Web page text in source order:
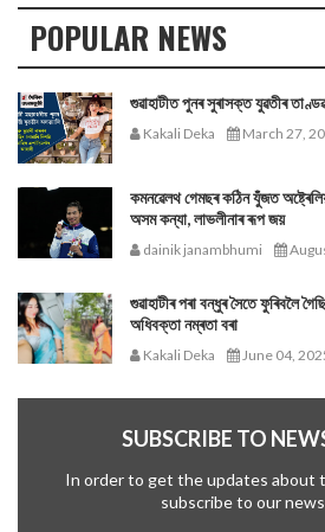
POPULAR NEWS
গুৱাহাটীত পুনৰ সুৰাসক্ত যুৱতীৰ তাণ্ডৱ
Kakali Deka March 27,
কমনৱেলথ গেমছৰ কঠিন যুঁজত
অসম কন্যা, লাভলীনাৰ ৰূপ জয়
dainik janambhumi
গুৱাহাটীৰ পৰা বন্ধুৰ সৈতে ফুৰিবলৈ
অধিবক্তা নম্ৰতা বৰা
Kakali Deka June 04,
SUBSCRIBE TO
In order to get the updates about
subscribe to our